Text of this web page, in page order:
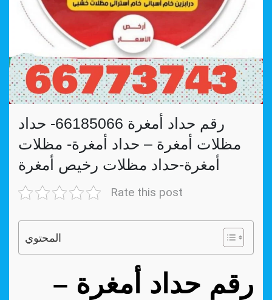
رقم حداد أمغرة 66185066- حداد
مظلات أمغرة – حداد أمغرة- مظلات
أمغرة-حداد مظلات رخيص أمغرة
Rate this post
المحتوي
رقم حداد أمغرة –